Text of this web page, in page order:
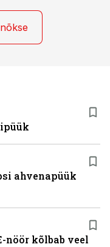
ahvenapüük
nöör kõlbab veel